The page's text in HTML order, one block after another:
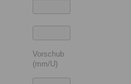
Vorschub
(mm/U)